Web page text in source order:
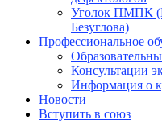
Уголок ПМПК
Безуглова)
Профессиональное
Консультации
Информация о
Новости
Вступить в союз